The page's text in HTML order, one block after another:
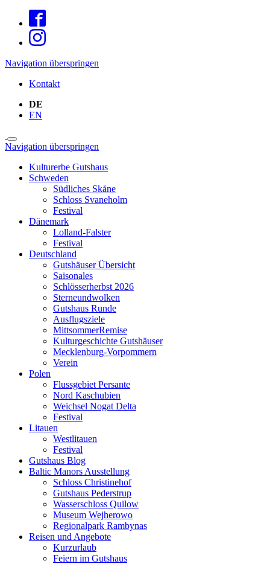
Navigation überspringen
Kontakt
DE
EN
Navigation überspringen
Kulturerbe Gutshaus
Schweden
Südliches Skåne
Schloss Svaneholm
Festival
Dänemark
Lolland-Falster
Festival
Deutschland
Gutshäuser Übersicht
Saisonales
Schlösserherbst 2026
Sterneundwolken
Gutshaus Runde
Ausflugsziele
MittsommerRemise
Kulturgeschichte Gutshäuser
Mecklenburg-Vorpommern
Verein
Polen
Flussgebiet Persante
Nord Kaschubien
Weichsel Nogat Delta
Festival
Litauen
Westlitauen
Festival
Gutshaus Blog
Baltic Manors Ausstellung
Schloss Christinehof
Gutshaus Pederstrup
Wasserschloss Quilow
Museum Wejherowo
Regionalpark Rambynas
Reisen und Angebote
Kurzurlaub
Feiern im Gutshaus